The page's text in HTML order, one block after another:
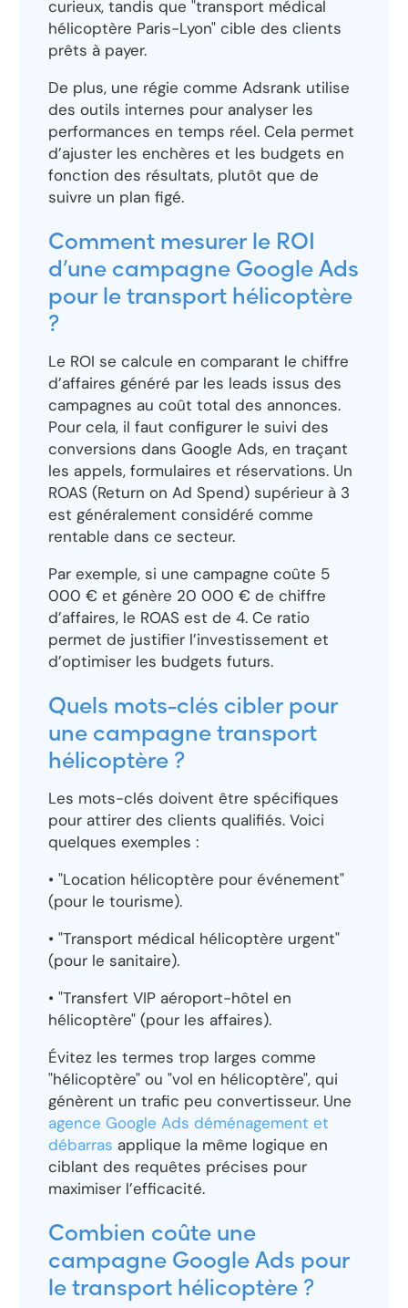
curieux, tandis que "transport médical
hélicoptère Paris-Lyon" cible des clients
prêts à payer.
De plus, une régie comme Adsrank utilise
des outils internes pour analyser les
performances en temps réel. Cela permet
d’ajuster les enchères et les budgets en
fonction des résultats, plutôt que de
suivre un plan figé.
Comment mesurer le ROI
d’une campagne Google Ads
pour le transport hélicoptère
?
Le ROI se calcule en comparant le chiffre
d’affaires généré par les leads issus des
campagnes au coût total des annonces.
Pour cela, il faut configurer le suivi des
conversions dans Google Ads, en traçant
les appels, formulaires et réservations. Un
ROAS (Return on Ad Spend) supérieur à 3
est généralement considéré comme
rentable dans ce secteur.
Par exemple, si une campagne coûte 5
000 € et génère 20 000 € de chiffre
d’affaires, le ROAS est de 4. Ce ratio
permet de justifier l’investissement et
d’optimiser les budgets futurs.
Quels mots-clés cibler pour
une campagne transport
hélicoptère ?
Les mots-clés doivent être spécifiques
pour attirer des clients qualifiés. Voici
quelques exemples :
• "Location hélicoptère pour événement"
(pour le tourisme).
• "Transport médical hélicoptère urgent"
(pour le sanitaire).
• "Transfert VIP aéroport-hôtel en
hélicoptère" (pour les affaires).
Évitez les termes trop larges comme
"hélicoptère" ou "vol en hélicoptère", qui
génèrent un trafic peu convertisseur. Une
agence Google Ads déménagement et
débarras applique la même logique en
ciblant des requêtes précises pour
maximiser l’efficacité.
Combien coûte une
campagne Google Ads pour
le transport hélicoptère ?